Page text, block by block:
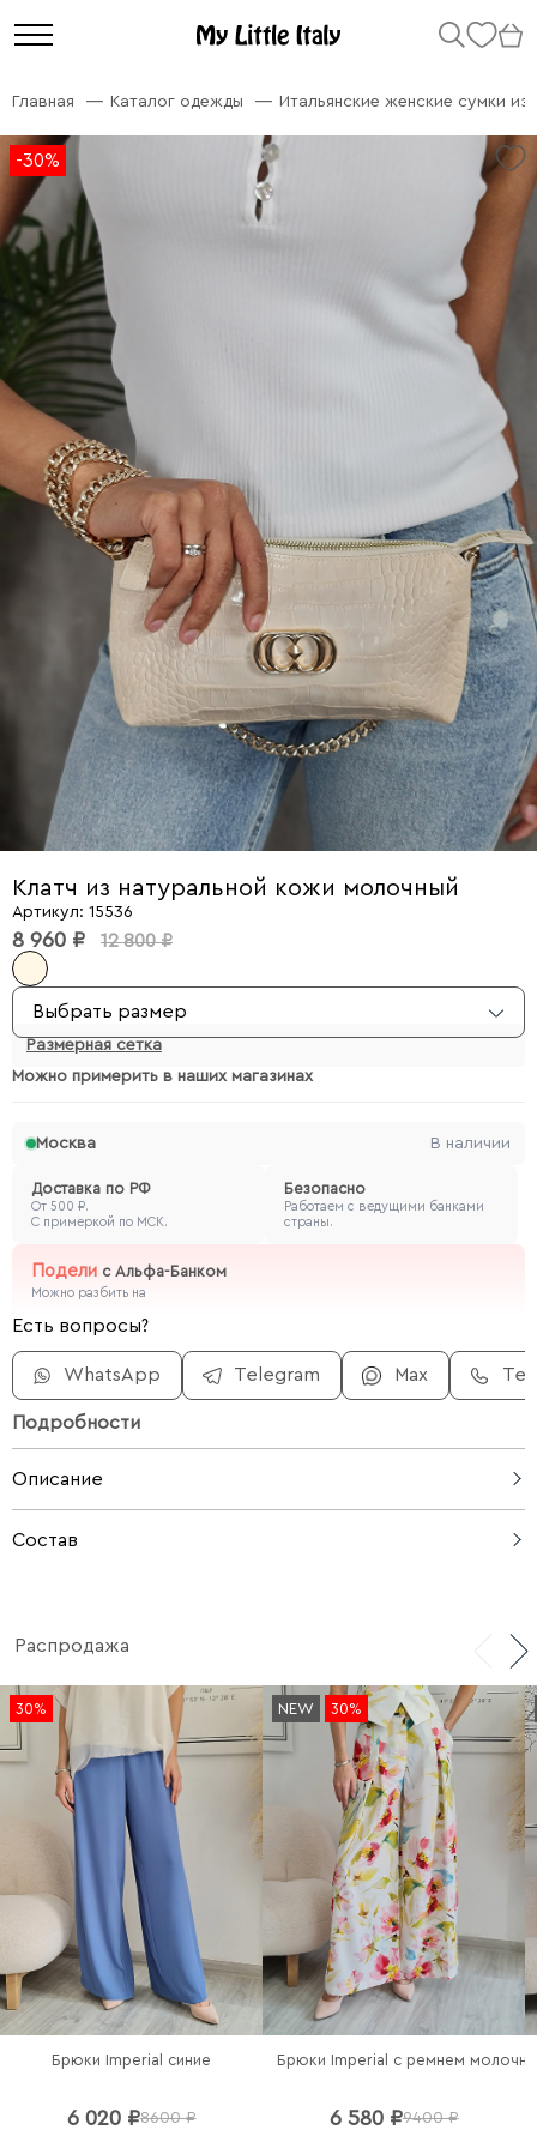
Главная Каталог одежды Итальянские женские сумки
-30%
-30%
Клатч из натуральной кожи молочный
Артикул: 15536
8 960 ₽ 12 800 ₽
Выбрать размер
Размерная сетка
Можно примерить в наших магазинах
Москва В наличии
Доставка по РФ
От 500 ₽.
С примеркой по МСК.
Безопасно
Работаем с ведущими банками
страны.
Подели с Альфа-Банком
Можно разбить на
Есть вопросы?
WhatsApp Telegram Max
Подробности
Описание
Размеры: 25 х 15 см
Состав
Распродажа
30%
Брюки Imperial синие
6 020 ₽8600 ₽
NEW 30%
Брюки Imperial c ремнем
6 580 ₽9400 ₽